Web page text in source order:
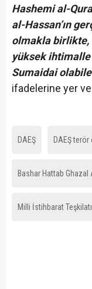
Hashemi al-
al-Hassan’ın
olmakla birlikte,
yüksek ihtimalle
Sumaidai
ifadelerine yer
DAEŞ DAEŞ terör
Bashar Hattab Ghazal
Milli İstihbarat Teşkilatı